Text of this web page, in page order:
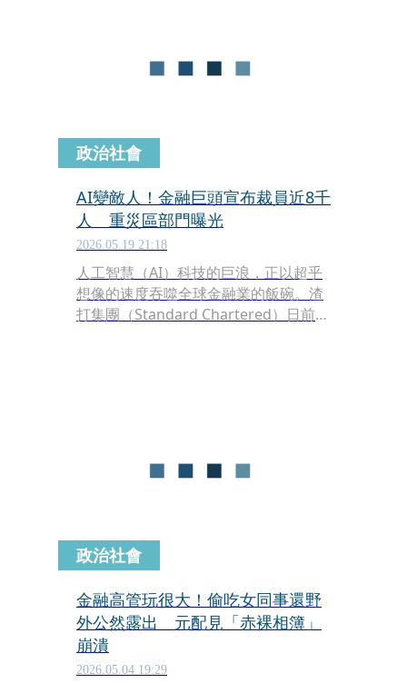
政治社會
AI變敵人！金融巨頭宣布裁員近8千
人 重災區部門曝光
2026.05.19 21:18
人工智慧（AI）科技的巨浪，正以超乎
想像的速度吞噬全球金融業的飯碗。渣
打集團（Standard Chartered）日前投
政治社會
金融高管玩很大！偷吃女同事還野
外公然露出 元配見「赤裸相簿」
崩潰
2026.05.04 19:29